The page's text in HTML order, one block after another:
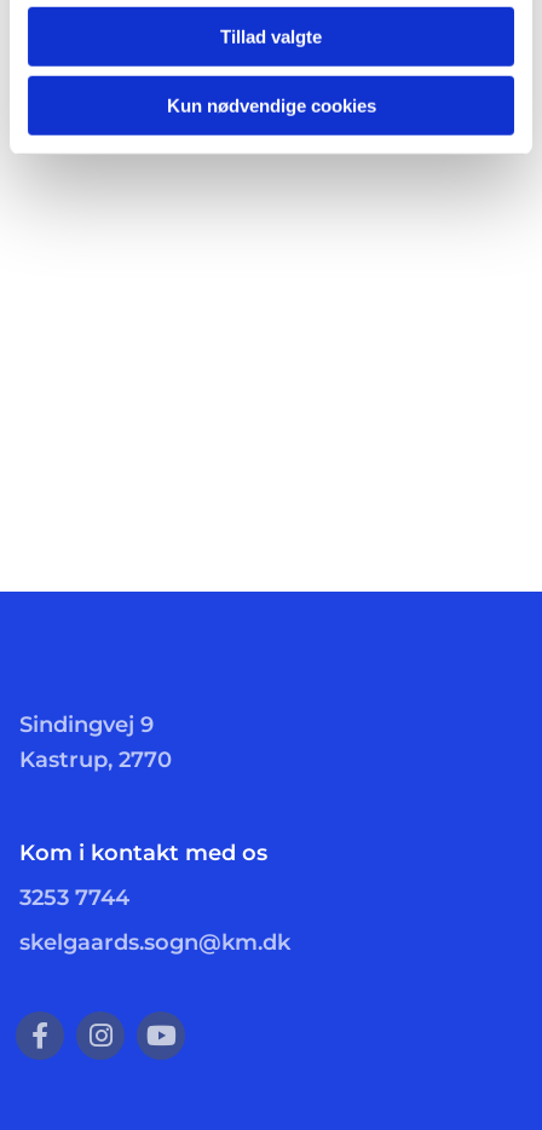
Tillad valgte
Kun nødvendige cookies
Sindingvej 9
Kastrup, 2770
Kom i kontakt med os
3253 7744
skelgaards.sogn@km.dk